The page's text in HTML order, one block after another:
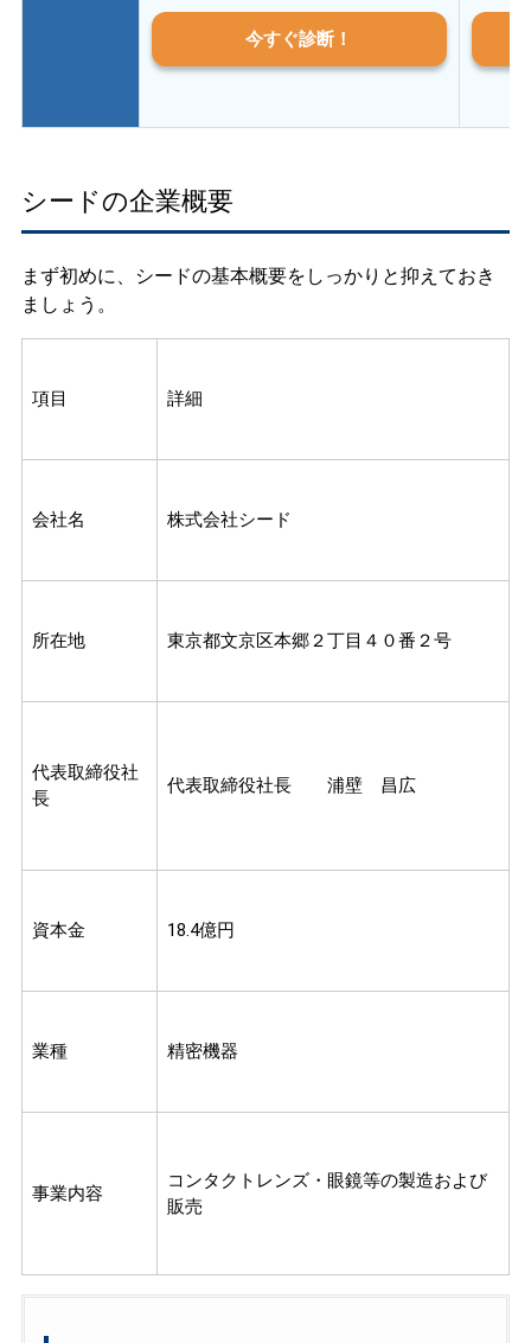
今すぐ診断！
シードの企業概要
まず初めに、シードの基本概要をしっかりと抑えておき
ましょう。
項目 詳細
会社名 株式会社シード
所在地 東京都文京区本郷２丁目４０番２号
代表取締役社
長
代表取締役社長 浦壁 昌広
資本金 18.4億円
業種 精密機器
事業内容
コンタクトレンズ・眼鏡等の製造および
販売